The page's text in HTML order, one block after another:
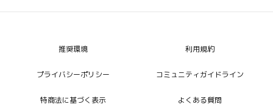
推奨環境 利用規約
プライバシーポリシー コミュニティガイドライン
特商法に基づく表示 よくある質問